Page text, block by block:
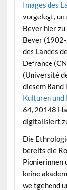
Images des
vorgelegt,
Beyer hier zu
Beyer
des Landes
Defrance
(Université
diesem Band
Kulturen und
64, 20148
digitalisiert
Die
bereits die
Pionierinnen
keine
weitgehend